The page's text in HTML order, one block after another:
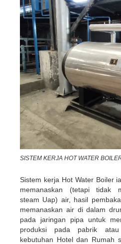
SISTEM KERJA HOT WATER
Sistem kerja Hot Water Boiler
memanaskan (tetapi tidak
steam Uap) air, hasil
memanaskan air di dalam
pada jaringan pipa untuk
produksi pada pabrik atau
kebutuhan Hotel dan Rumah